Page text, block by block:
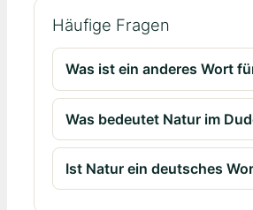
Häufige Fragen
Was ist ein anderes Wort
Was bedeutet Natur im
Ist Natur ein deutsches